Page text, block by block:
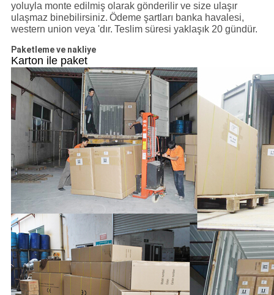
yoluyla monte edilmiş olarak gönderilir ve size ulaşır
ulaşmaz binebilirsiniz. Ödeme şartları banka havalesi,
western union veya 'dır. Teslim süresi yaklaşık 20 gündür.
Paketleme ve nakliye
Karton ile paket